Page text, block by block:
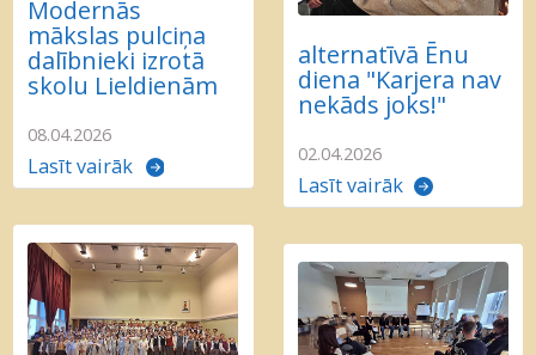
Modernās
mākslas pulciņa
dalībnieki izrotā
skolu Lieldienām
08.04.2026
Lasīt vairāk
alternatīvā Ēnu
diena "Karjera nav
nekāds joks!"
02.04.2026
Lasīt vairāk